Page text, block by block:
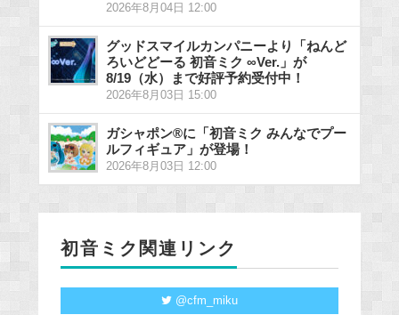
2026年8月04日 12:00
グッドスマイルカンパニーより「ねんど
ろいどどーる 初音ミク ∞Ver.」が
8/19（水）まで好評予約受付中！
2026年8月03日 15:00
ガシャポン®に「初音ミク みんなでプー
ルフィギュア」が登場！
2026年8月03日 12:00
初音ミク関連リンク
@cfm_miku